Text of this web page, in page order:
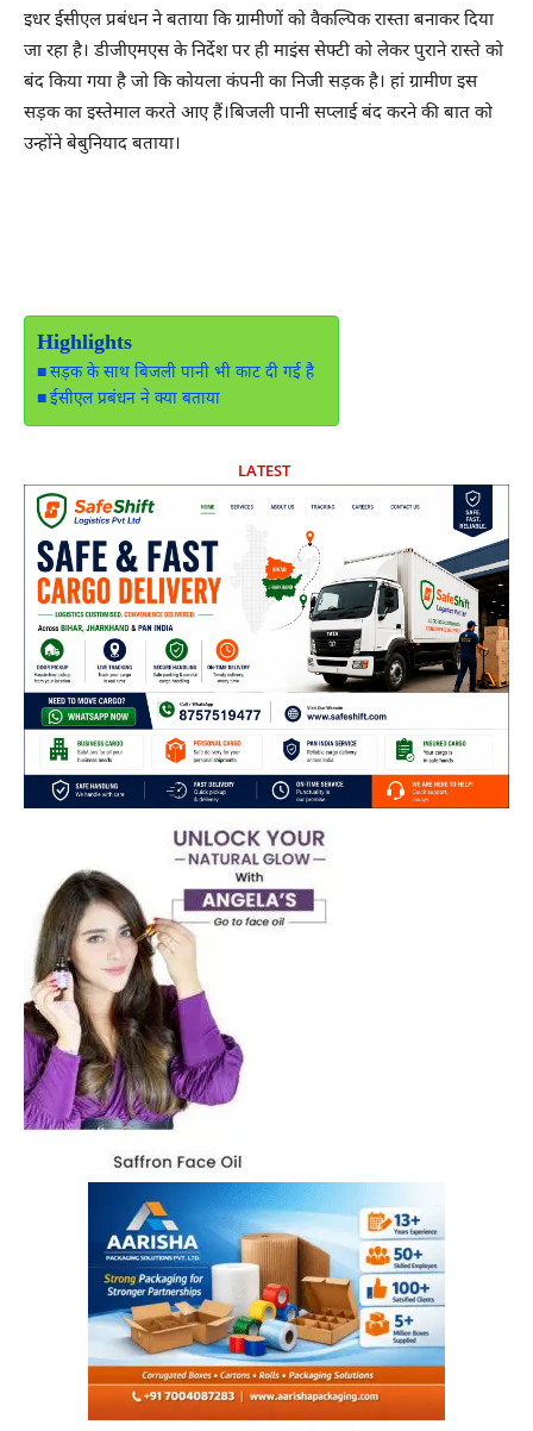
इधर ईसीएल प्रबंधन ने बताया कि ग्रामीणों को वैकल्पिक रास्ता बनाकर दिया
जा रहा है। डीजीएमएस के निर्देश पर ही माइंस सेफ्टी को लेकर पुराने रास्ते को
बंद किया गया है जो कि कोयला कंपनी का निजी सड़क है। हां ग्रामीण इस
सड़क का इस्तेमाल करते आए हैं।बिजली पानी सप्लाई बंद करने की बात को
उन्होंने बेबुनियाद बताया।
Highlights
सड़क के साथ बिजली पानी भी काट दी गई है
ईसीएल प्रबंधन ने क्या बताया
LATEST